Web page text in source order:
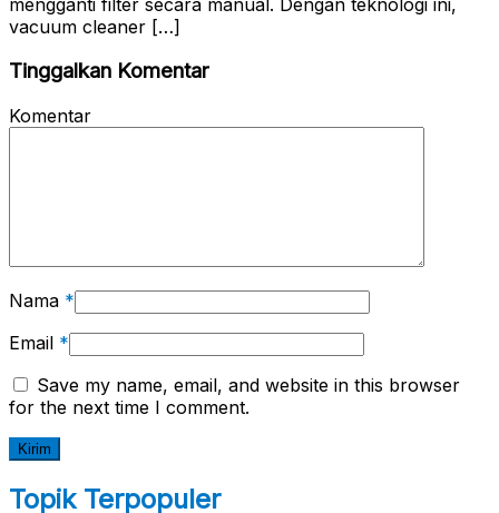
vacuum cleaner […]
Tinggalkan Komentar
Komentar
Nama *
Email *
Save my name, email, and website in this browser
for the next time I comment.
Topik Terpopuler